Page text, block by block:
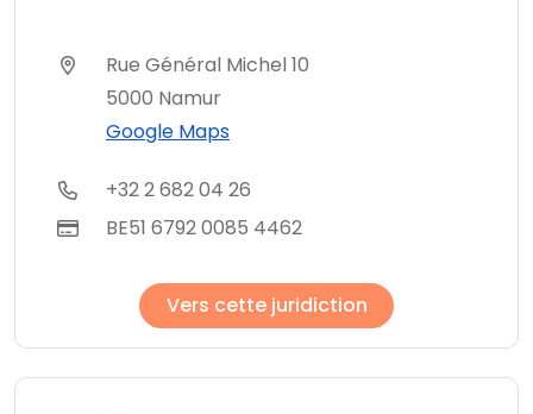
Rue Général Michel 10
5000 Namur
Google Maps
+32 2 682 04 26
BE51 6792 0085 4462
Vers cette juridiction